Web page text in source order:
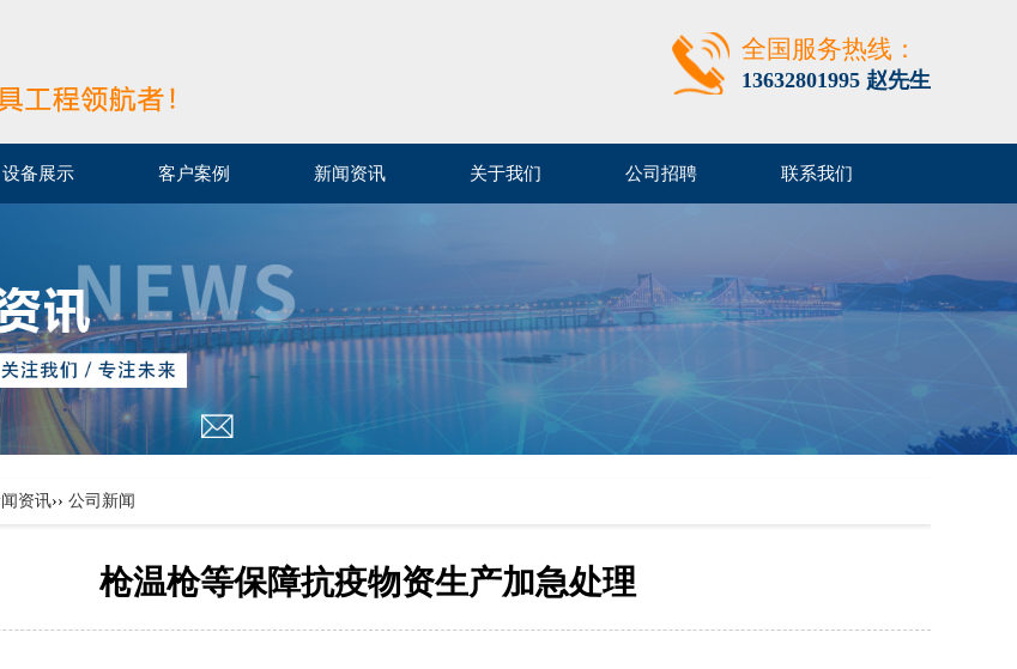
全国服务热线：
13632801995 赵先生
设备展示 客户案例 新闻资讯 关于我们 公司招聘 联系我们
资讯›› 公司新闻
枪温枪等保障抗疫物资生产加急处理